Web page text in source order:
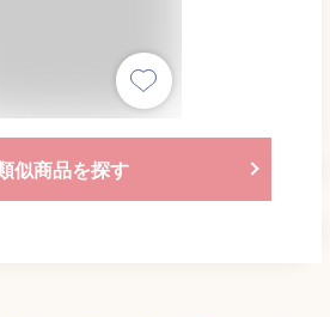
似商品を探す